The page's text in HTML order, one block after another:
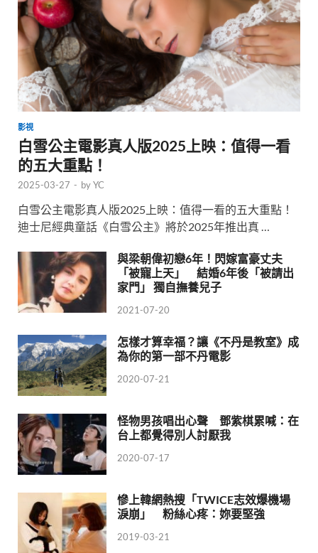
影視
白雪公主電影真人版2025上映：值得一看
的五大重點！
2025-03-27 - byYC
白雪公主電影真人版2025上映：值得一看的五大重點！
迪士尼經典童話《白雪公主》將於2025年推出真 …
與梁朝偉初戀6年！閃嫁富豪丈夫
「被寵上天」 結婚6年後「被請出
家門」 獨自撫養兒子
2021-07-20
怎樣才算幸福？讓《不丹是教室》成
為你的第一部不丹電影
2020-07-21
怪物男孩唱出心聲 鄧紫棋累喊：在
台上都覺得別人討厭我
2020-07-17
慘上韓網熱搜「TWICE志效爆機場
淚崩」 粉絲心疼：妳要堅強
2019-03-21